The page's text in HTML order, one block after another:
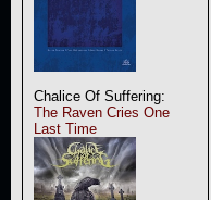
Chalice Of Suffering:
The Raven Cries One
Last Time